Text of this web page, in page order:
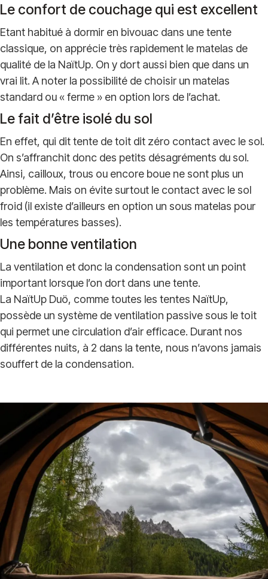
Le confort de couchage qui est excellent
Etant habitué à dormir en bivouac dans une tente
classique, on apprécie très rapidement le matelas de
qualité de la NaïtUp. On y dort aussi bien que dans un
vrai lit. A noter la possibilité de choisir un matelas
standard ou « ferme » en option lors de l’achat.
Le fait d’être isolé du sol
En effet, qui dit tente de toit dit zéro contact avec le sol.
On s’affranchit donc des petits désagréments du sol.
Ainsi, cailloux, trous ou encore boue ne sont plus un
problème. Mais on évite surtout le contact avec le sol
froid (il existe d’ailleurs en option un sous matelas pour
les températures basses).
Une bonne ventilation
La ventilation et donc la condensation sont un point
important lorsque l’on dort dans une tente.
La NaïtUp Duö, comme toutes les tentes NaïtUp,
possède un système de ventilation passive sous le toit
qui permet une circulation d’air efficace. Durant nos
différentes nuits, à 2 dans la tente, nous n’avons jamais
souffert de la condensation.